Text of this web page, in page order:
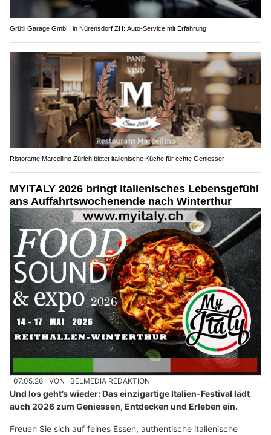
Grütli Garage GmbH in Nürensdorf ZH: Auto-Service mit Erfahrung
Ristorante Marcellino Zürich bietet italienische Küche für echte Geniesser
MYITALY 2026 bringt italienisches Lebensgefühl
ans Auffahrtswochenende nach Winterthur
07.05.26 VON BELMEDIA REDAKTION
Und los geht’s wieder: Das einzigartige Italien-Festival lädt
auch 2026 zum Geniessen, Entdecken und Erleben ein.
Freuen Sie sich auf feines Essen, authentische italienische